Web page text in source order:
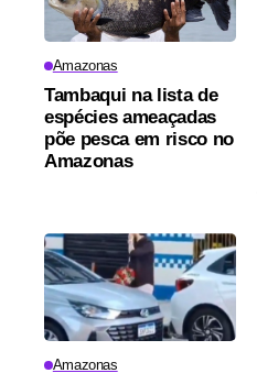
Amazonas
Tambaqui na lista de
espécies ameaçadas
põe pesca em risco no
Amazonas
Amazonas